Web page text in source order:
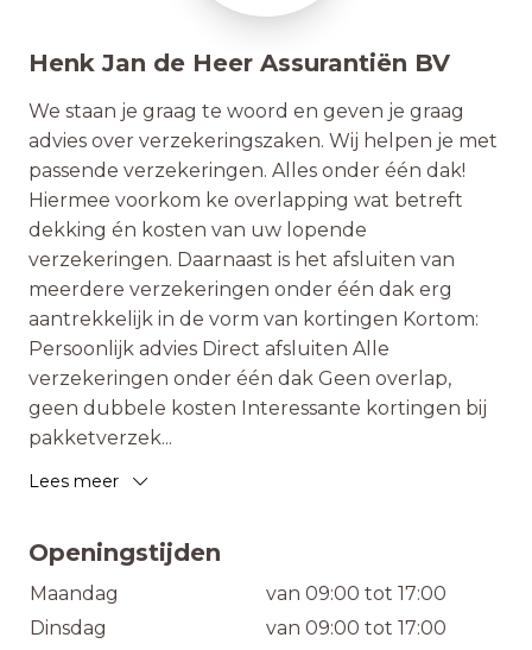
Henk Jan de Heer Assurantiën BV
We staan je graag te woord en geven je graag
advies over verzekeringszaken. Wij helpen je met
passende verzekeringen. Alles onder één dak!
Hiermee voorkom ke overlapping wat betreft
dekking én kosten van uw lopende
verzekeringen. Daarnaast is het afsluiten van
meerdere verzekeringen onder één dak erg
aantrekkelijk in de vorm van kortingen Kortom:
Persoonlijk advies Direct afsluiten Alle
verzekeringen onder één dak Geen overlap,
geen dubbele kosten Interessante kortingen bij
pakketverzek...
Lees meer
Openingstijden
Maandag
van 09:00 tot 17:00
Dinsdag
van 09:00 tot 17:00